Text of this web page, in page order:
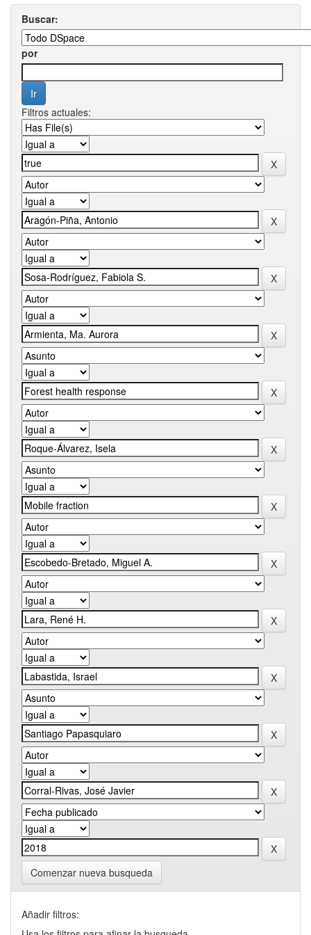
Buscar:
por
Filtros actuales:
Comenzar nueva busqueda
Añadir filtros: